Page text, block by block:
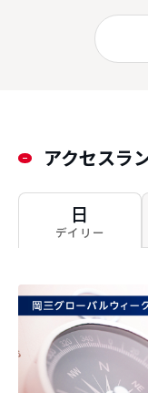
アクセスラ
日
デイリー